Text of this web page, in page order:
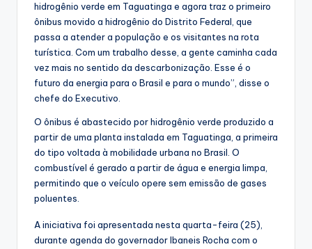
hidrogênio verde em Taguatinga e agora traz o primeiro
ônibus movido a hidrogênio do Distrito Federal, que
passa a atender a população e os visitantes na rota
turística. Com um trabalho desse, a gente caminha cada
vez mais no sentido da descarbonização. Esse é o
futuro da energia para o Brasil e para o mundo”, disse o
chefe do Executivo.
O ônibus é abastecido por hidrogênio verde produzido a
partir de uma planta instalada em Taguatinga, a primeira
do tipo voltada à mobilidade urbana no Brasil. O
combustível é gerado a partir de água e energia limpa,
permitindo que o veículo opere sem emissão de gases
poluentes.
A iniciativa foi apresentada nesta quarta-feira (25),
durante agenda do governador Ibaneis Rocha com o